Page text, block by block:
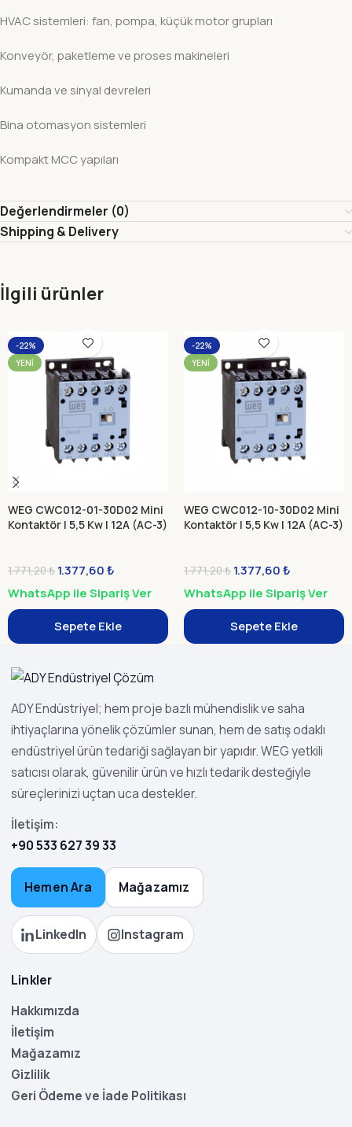
HVAC sistemleri: fan, pompa, küçük motor grupları
Konveyör, paketleme ve proses makineleri
Kumanda ve sinyal devreleri
Bina otomasyon sistemleri
Kompakt MCC yapıları
Değerlendirmeler (0)
Shipping & Delivery
İlgili ürünler
-22%
YENI
WEG CWC012-01-30D02 Mini
Kontaktör | 5,5 Kw | 12A (AC-3)
1.771,20₺ 1.377,60₺
WhatsApp ile Sipariş Ver
Sepete Ekle
-22%
YENI
WEG CWC012-10-30D02 Mini
Kontaktör | 5,5 Kw | 12A (AC-3)
1.771,20₺ 1.377,60₺
WhatsApp ile Sipariş Ver
Sepete Ekle
ADY Endüstriyel; hem proje bazlı mühendislik ve saha
ihtiyaçlarına yönelik çözümler sunan, hem de satış odaklı
endüstriyel ürün tedariği sağlayan bir yapıdır. WEG yetkili
satıcısı olarak, güvenilir ürün ve hızlı tedarik desteğiyle
süreçlerinizi uçtan uca destekler.
İletişim:
+90 533 627 39 33
Hemen Ara Mağazamız
LinkedIn Instagram
Linkler
Hakkımızda
İletişim
Mağazamız
Gizlilik
Geri Ödeme ve İade Politikası